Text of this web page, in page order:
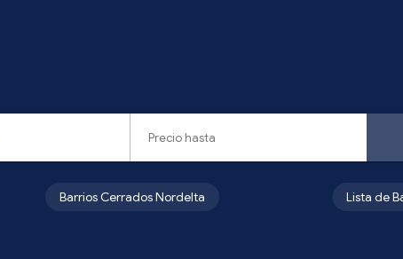
Barrios Cerrados Nordelta Lista de